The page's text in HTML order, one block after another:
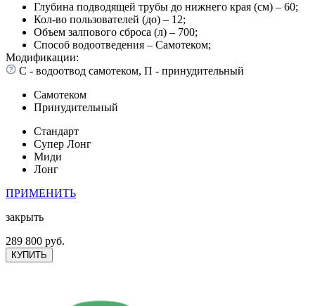
Глубина подводящей трубы до нижнего края (см) – 60;
Кол-во пользователей (до) – 12;
Объем залпового сброса (л) – 700;
Способ водоотведения – Самотеком;
Модификации:
С - водоотвод самотеком, П - принудительный
Самотеком
Принудительный
Стандарт
Супер Лонг
Миди
Лонг
ПРИМЕНИТЬ
закрыть
289 800 руб.
КУПИТЬ